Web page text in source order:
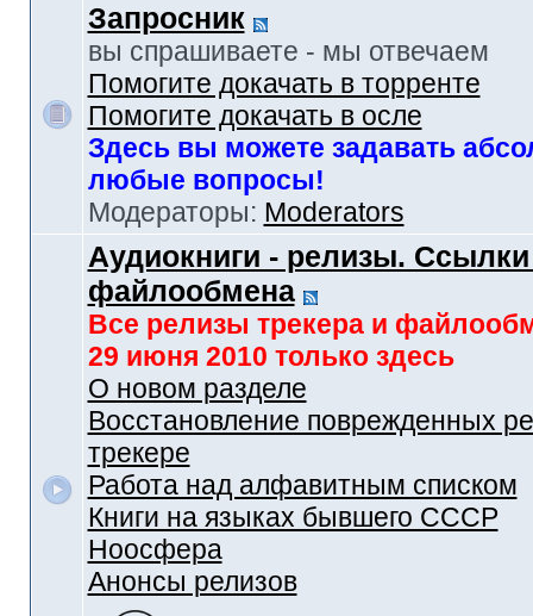
Запросник
вы спрашиваете - мы отвечаем
Помогите докачать в торренте
Помогите докачать в осле
Здесь вы можете задавать
любые вопросы!
Модераторы: Moderators
Аудиокниги - релизы. Ссылки
файлообмена
Все релизы трекера и
29 июня 2010 только здесь
О новом разделе
Восстановление поврежденных
трекере
Работа над алфавитным списком
Книги на языках бывшего СССР
Ноосфера
Анонсы релизов